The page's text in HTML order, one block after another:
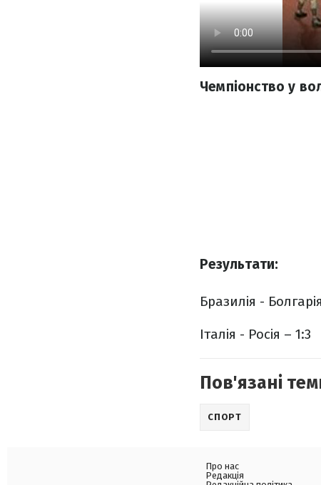
Чемпіонство у
Результати:
Бразилія -
Італія - Росія – 1:3
Пов'язані
СПОРТ
Про нас
Редакція